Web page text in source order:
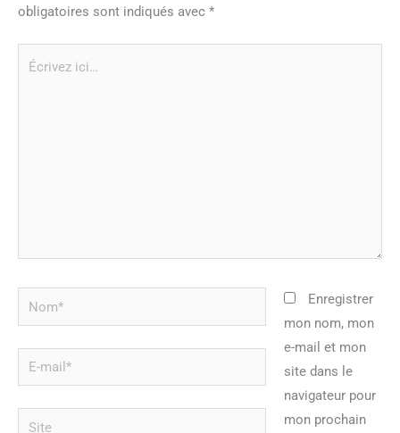
obligatoires sont indiqués avec *
Nom*
mail*
Site
Enregistrer
mon nom, mon
e-mail et mon
site dans le
navigateur pour
mon prochain